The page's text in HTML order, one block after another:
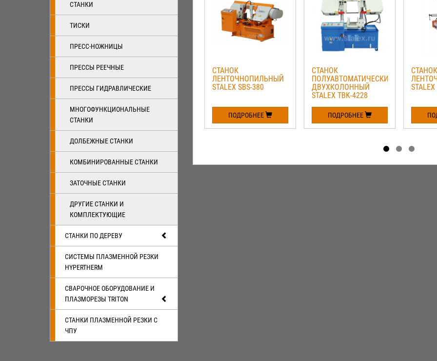
СТАНКИ
ТИСКИ
ПРЕСС-НОЖНИЦЫ
ПРЕССЫ РЕЕЧНЫЕ
ПРЕССЫ ГИДРАВЛИЧЕСКИЕ
МНОГОФУНКЦИОНАЛЬНЫЕ
СТАНКИ
ДОЛБЕЖНЫЕ СТАНКИ
КОМБИНИРОВАННЫЕ СТАНКИ
ЗАТОЧНЫЕ СТАНКИ
ДРУГИЕ СТАНКИ И
КОМПЛЕКТУЮЩИЕ
СТАНКИ ПО ДЕРЕВУ
СИСТЕМЫ ПЛАЗМЕННОЙ РЕЗКИ
HYPERTHERM
СВАРОЧНОЕ ОБОРУДОВАНИЕ И
ПЛАЗМОРЕЗЫ TRITON
СТАНКИ ПЛАЗМЕННОЙ РЕЗКИ С
ЧПУ
СТАНОК
ЛЕНТОЧНОПИЛЬНЫЙ
STALEX SBS-380
ПОДРОБНЕЕ
СТАНОК
ПОЛУАВТОМАТИЧЕСКИЙ
ДВУХКОЛОННЫЙ
STALEX TBK-4228
ПОДРОБНЕЕ
СТАНОК